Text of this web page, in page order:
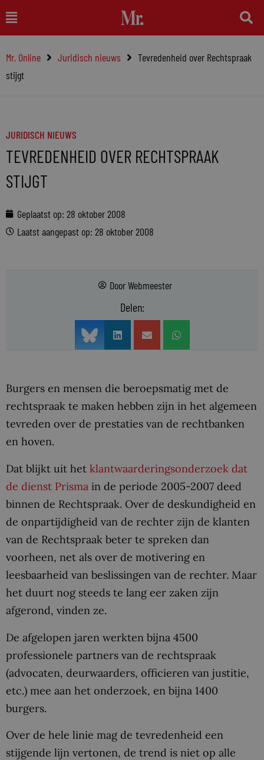
naar
inhoud
Main
Menu
Mr. Online Juridisch nieuws
Tevredenheid over Rechtspraak
stijgt
JURIDISCH NIEUWS
TEVREDENHEID OVER RECHTSPRAAK
STIJGT
Geplaatst op: 28 oktober 2008
Laatst aangepast op: 28 oktober 2008
DoorWebmeester
Delen:
Burgers en mensen die beroepsmatig met de
rechtspraak te maken hebben zijn in het algemeen
tevreden over de prestaties van de rechtbanken
en hoven.
Dat blijkt uit het klantwaarderingsonderzoek dat
de dienst Prisma in de periode 2005-2007 deed
binnen de Rechtspraak. Over de deskundigheid en
de onpartijdigheid van de rechter zijn de klanten
van de Rechtspraak beter te spreken dan
voorheen, net als over de motivering en
leesbaarheid van beslissingen van de rechter. Maar
het duurt nog steeds te lang eer zaken zijn
afgerond, vinden ze.
De afgelopen jaren werkten bijna 4500
professionele partners van de rechtspraak
(advocaten, deurwaarders, officieren van justitie,
etc.) mee aan het onderzoek, en bijna 1400
burgers.
Over de hele linie mag de tevredenheid een
stijgende lijn vertonen, de trend is niet op alle